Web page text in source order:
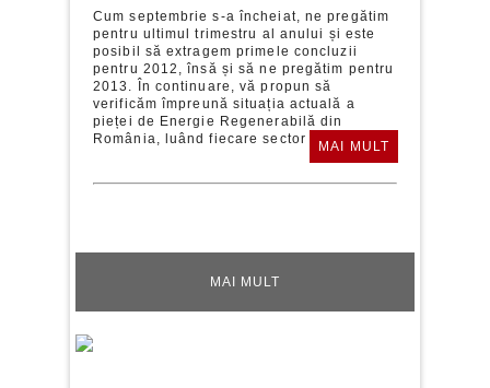
Cum septembrie s-a încheiat, ne pregătim
pentru ultimul trimestru al anului și este
posibil să extragem primele concluzii
pentru 2012, însă și să ne pregătim pentru
2013. În continuare, vă propun să
verificăm împreună situația actuală a
pieței de Energie Regenerabilă din
România, luând fiecare sector pe...MAI MULT
MAI MULT